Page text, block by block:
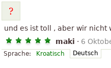
und es ist toll , aber wir nicht
maki · 6
Sprache: Kroatisch Deutsch